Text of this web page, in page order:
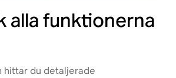
alla funktionerna
hittar du detaljerade